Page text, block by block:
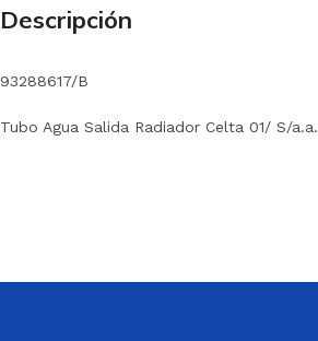
Descripción
93288617/B
Tubo Agua Salida Radiador Celta 01/ S/a.a.